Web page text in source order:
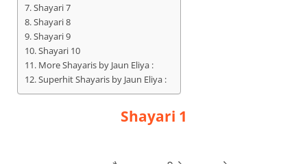
Shayari 7
Shayari 8
Shayari 9
Shayari 10
More Shayaris by Jaun Eliya :
Superhit Shayaris by Jaun Eliya :
Shayari 1